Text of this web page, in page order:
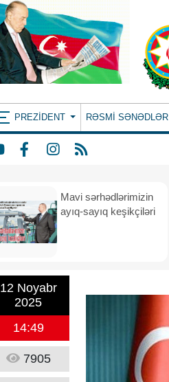
PREZIDENT RƏSMI SƏNƏDLƏR
Mavi sərhədlərimizin
ayıq-sayıq keşikçiləri
12 Noyabr
2025
14:49
7905